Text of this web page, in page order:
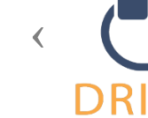
Previous